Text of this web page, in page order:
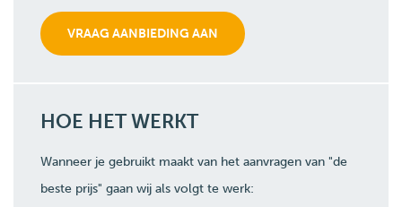
HOE HET WERKT
Wanneer je gebruikt maakt van het aanvragen van "de
beste prijs" gaan wij als volgt te werk: